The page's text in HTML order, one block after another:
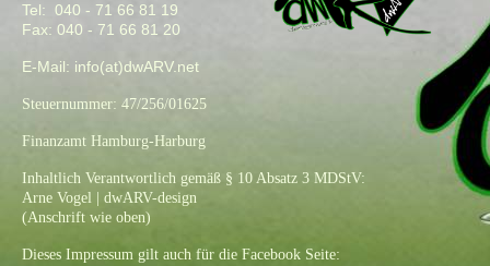
Tel: 040 - 71 66 81 19
Fax: 040 - 71 66 81 20
E-Mail: info(at)dwARV.net
Steuernummer: 47/256/01625
Finanzamt Hamburg-Harburg
Inhaltlich Verantwortlich gemäß § 10 Absatz 3 MDStV:
Arne Vogel | dwARV-design
(Anschrift wie oben)
Dieses Impressum gilt auch für die Facebook Seite: